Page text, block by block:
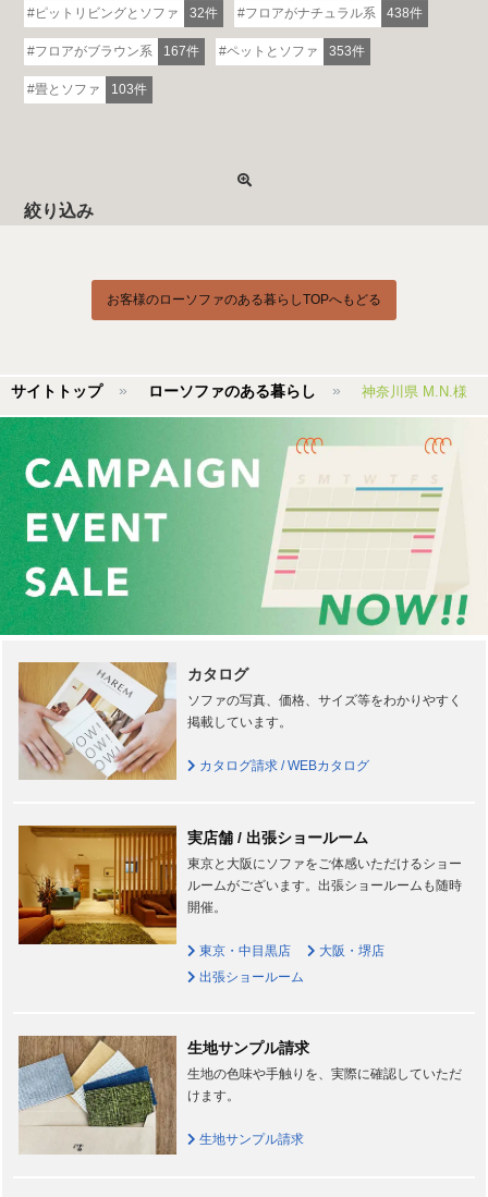
ピットリビングとソファ 32件 フロアがナチュラル系 438件
フロアがブラウン系 167件 ペットとソファ 353件
畳とソファ 103件
絞り込み
お客様のローソファのある暮らしTOPへもどる
サイトトップ ローソファのある暮らし 神奈川県 M.N.様
カタログ
ソファの写真、価格、サイズ等をわかりやすく
掲載しています。
カタログ請求 / WEBカタログ
実店舗 / 出張ショールーム
東京と大阪にソファをご体感いただけるショー
ルームがございます。出張ショールームも随時
開催。
東京・中目黒店
大阪・堺店
出張ショールーム
生地サンプル請求
生地の色味や手触りを、実際に確認していただ
けます。
生地サンプル請求